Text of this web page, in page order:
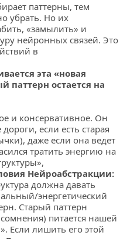
паттерны, тем
убрать. Но их
«замылить» и
нейронных связей. Это
в
эта «новая
паттерн остается на
и консервативное. Он
если есть старая
даже если она ведет
тратить энергию на
Нейроабстракции:
должна давать
энергетический
Старый паттерн
питается нашей
Если лишить его этой